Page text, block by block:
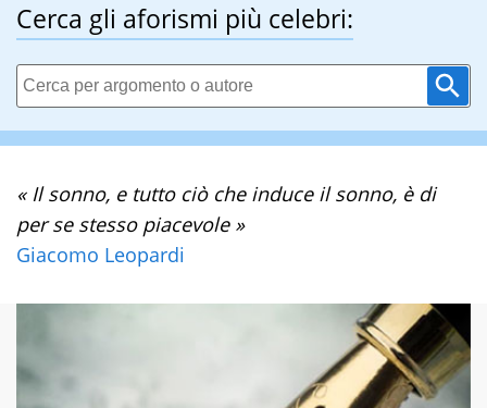
Cerca gli aforismi più celebri:
« Il sonno, e tutto ciò che induce il sonno, è di
per se stesso piacevole »
Giacomo Leopardi